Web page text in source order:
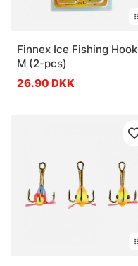
Finnex Ice Fishing Hook
M (2-pcs)
26.90 DKK